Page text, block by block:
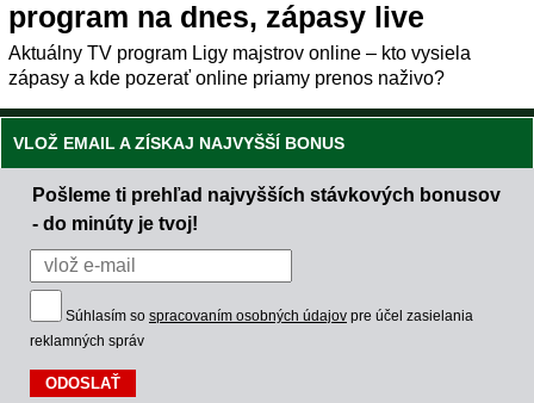
program na dnes, zápasy live
Aktuálny TV program Ligy majstrov online – kto vysiela
zápasy a kde pozerať online priamy prenos naživo?
VLOŽ EMAIL A ZÍSKAJ NAJVYŠŠÍ BONUS
Pošleme ti prehľad najvyšších stávkových bonusov
- do minúty je tvoj!
Súhlasím so spracovaním osobných údajov pre účel zasielania
reklamných správ